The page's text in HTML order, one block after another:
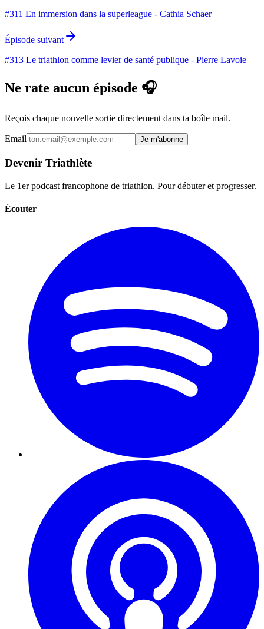
#311 En immersion dans la superleague - Cathia Schaer
Épisode suivant
#313 Le triathlon comme levier de santé publique - Pierre Lavoie
Ne rate aucun épisode 🎧
Reçois chaque nouvelle sortie directement dans ta boîte mail.
Email Je m'abonne
Devenir Triathlète
Le 1er podcast francophone de triathlon. Pour débuter et progresser.
Écouter